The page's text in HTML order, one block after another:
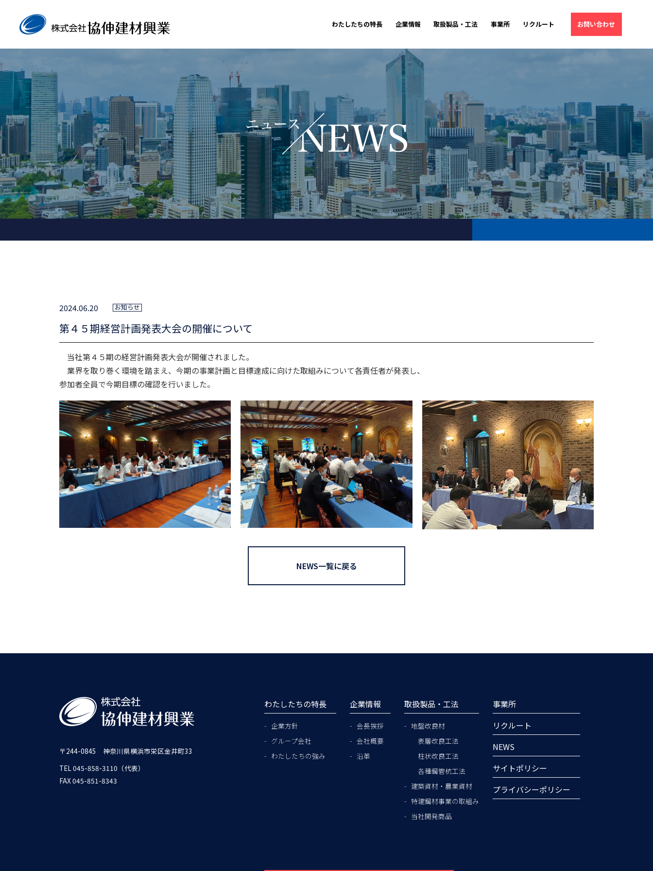
わたしたちの特長 企業情報 取扱製品・工法 事業所 リクルート お問い合わせ
2024.06.20 お知らせ
第４５期経営計画発表大会の開催について
当社第４５期の経営計画発表大会が開催されました。
業界を取り巻く環境を踏まえ、今期の事業計画と目標達成に向けた取組みについて各責任者が発表し、
参加者全員で今期目標の確認を行いました。
NEWS一覧に戻る
〒244-0845 神奈川県横浜市栄区金井町33
TEL 045-858-3110（代表）
FAX 045-851-8343
わたしたちの特長
企業方針
グループ会社
わたしたちの強み
企業情報
会長挨拶
会社概要
沿革
取扱製品・工法
地盤改良材
表層改良工法
柱状改良工法
各種鋼管杭工法
建築資材・農業資材
特建鋼材事業の取組み
当社開発商品
事業所
リクルート
NEWS
サイトポリシー
プライバシーポリシー